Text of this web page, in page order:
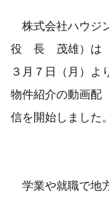
株式会社ハウジ
役 長 茂雄）は
３月７日（月）よ
物件紹介の動画配
信を開始しました。
学業や就職で地